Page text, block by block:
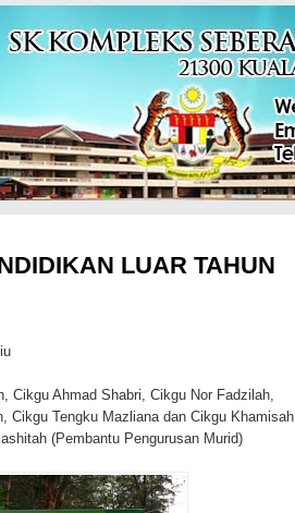
LUAR TAHUN
Cikgu Ahmad Shabri, Cikgu Nor Fadzilah,
Tengku Mazliana dan Cikgu Khamisah.
(Pembantu Pengurusan Murid)